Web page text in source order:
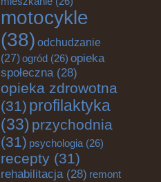
motocykle
(38) odchudzanie
(27)ogród (26) opieka
społeczna(28)
opieka zdrowotna
(31) profilaktyka
(33) przychodnia
(31) psychologia (26)
recepty (31)
rehabilitacja(28) remont